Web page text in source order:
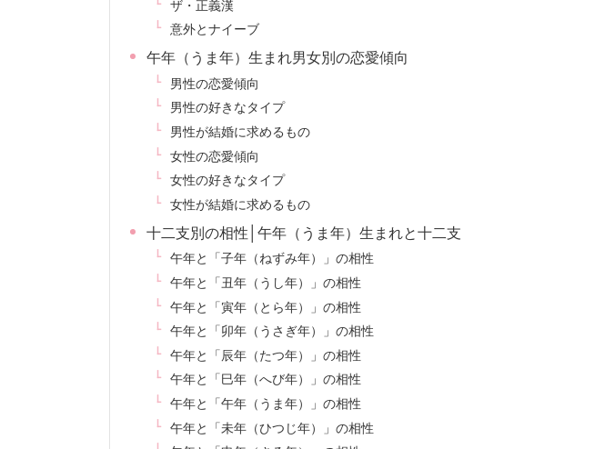
意外とナイーブ
午年（うま年）生まれ男女別の恋愛傾向
男性の恋愛傾向
男性の好きなタイプ
男性が結婚に求めるもの
女性の恋愛傾向
女性の好きなタイプ
女性が結婚に求めるもの
十二支別の相性│午年（うま年）生まれと十二支
午年と「子年（ねずみ年）」の相性
午年と「丑年（うし年）」の相性
午年と「寅年（とら年）」の相性
午年と「卯年（うさぎ年）」の相性
午年と「辰年（たつ年）」の相性
午年と「巳年（へび年）」の相性
午年と「午年（うま年）」の相性
午年と「未年（ひつじ年）」の相性